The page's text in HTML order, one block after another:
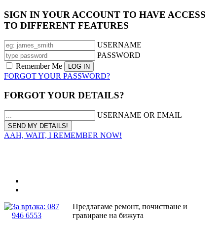
SIGN IN YOUR ACCOUNT TO HAVE ACCESS
TO DIFFERENT FEATURES
USERNAME
PASSWORD
Remember Me
FORGOT YOUR PASSWORD?
FORGOT YOUR DETAILS?
USERNAME OR EMAIL
AAH, WAIT, I REMEMBER NOW!
За връзка: 087
946 6553
Предлагаме ремонт, почистване и
гравиране на бижута